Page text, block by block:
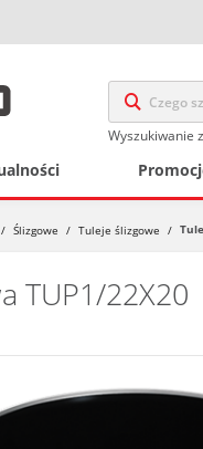
Wyszukiwanie
/ Ślizgowe / Tuleje ślizgowe /
TUP1/22X20